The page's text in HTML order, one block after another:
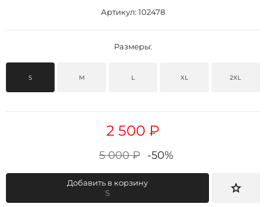
Артикул: 102478
Размеры:
S M L XL 2XL
2 500 ₽
5 000 ₽ -50%
Добавить в корзину
S